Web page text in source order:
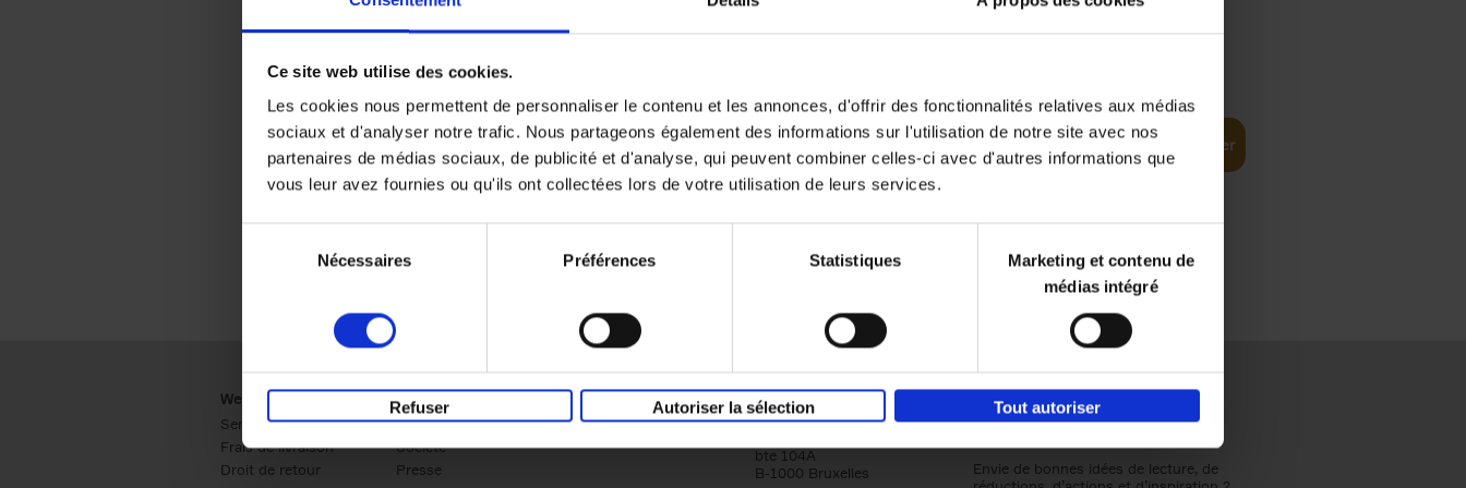
Ce site web utilise des cookies.
Les cookies nous permettent de personnaliser le contenu et les annonces, d'offrir des fonctionnalités relatives aux médias
sociaux et d'analyser notre trafic. Nous partageons également des informations sur l'utilisation de notre site avec nos
partenaires de médias sociaux, de publicité et d'analyse, qui peuvent combiner celles-ci avec d'autres informations que
vous leur avez fournies ou qu'ils ont collectées lors de votre utilisation de leurs services.
Nécessaires Préférences Statistiques
Marketing et contenu de
médias intégré
Refuser Autoriser la sélection Tout autoriser
Planning to Promoting
Clo Willaerts
Couverture souple
352 Ajouter au panier
Webshop
Service clients
Frais de livraison
Droit de retour
Business
Ventes
Société
Presse
Société
Qui sommes-nous?
Éditions Racine
Tour & Taxis
bte 104A
B-1000 Bruxelles
Envie de bonnes idées de lecture, de